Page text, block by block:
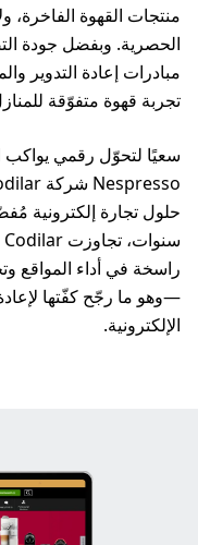
منتجات القهوة الفاخرة،
مبادرات إعادة التدوير
تجربة قهوة متفوّقة
سعيًا لتحوّل رقمي يواكب
حلول تجارة إلكترونية
راسخة في أداء المواقع
—وهو ما رجّح كفّتها
الإلكترونية.